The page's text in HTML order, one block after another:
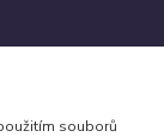
souborů